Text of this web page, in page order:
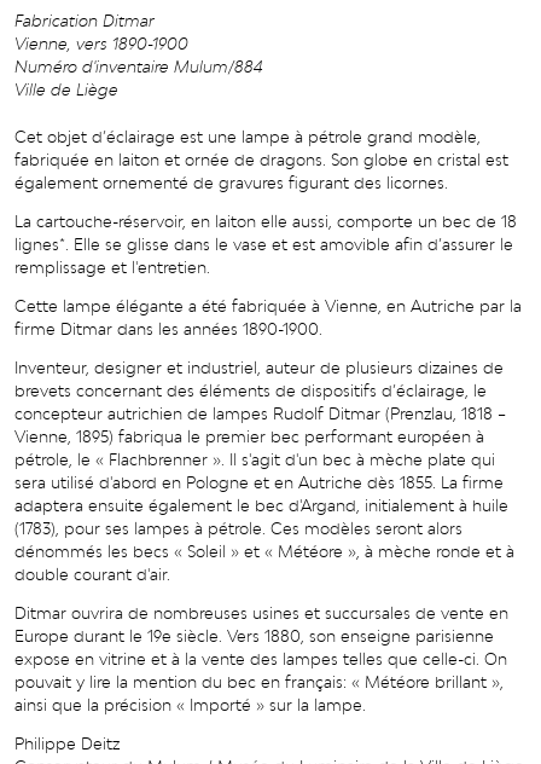
Fabrication Ditmar
Vienne, vers 1890-1900
Numéro d'inventaire Mulum/884
Ville de Liège
Cet objet d’éclairage est une lampe à pétrole grand modèle,
fabriquée en laiton et ornée de dragons. Son globe en cristal est
également ornementé de gravures figurant des licornes.
La cartouche-réservoir, en laiton elle aussi, comporte un bec de 18
lignes*. Elle se glisse dans le vase et est amovible afin d’assurer le
remplissage et l'entretien.
Cette lampe élégante a été fabriquée à Vienne, en Autriche par la
firme Ditmar dans les années 1890-1900.
Inventeur, designer et industriel, auteur de plusieurs dizaines de
brevets concernant des éléments de dispositifs d’éclairage, le
concepteur autrichien de lampes Rudolf Ditmar (Prenzlau, 1818 –
Vienne, 1895) fabriqua le premier bec performant européen à
pétrole, le « Flachbrenner » . Il s'agit d'un bec à mèche plate qui
sera utilisé d'abord en Pologne et en Autriche dès 1855. La firme
adaptera ensuite également le bec d'Argand, initialement à huile
(1783), pour ses lampes à pétrole. Ces modèles seront alors
dénommés les becs « Soleil » et « Météore », à mèche ronde et à
double courant d'air.
Ditmar ouvrira de nombreuses usines et succursales de vente en
Europe durant le 19e siècle. Vers 1880, son enseigne parisienne
expose en vitrine et à la vente des lampes telles que celle-ci. On
pouvait y lire la mention du bec en français: « Météore brillant »
ainsi que la précision « Importé » sur la lampe.
Philippe Deitz